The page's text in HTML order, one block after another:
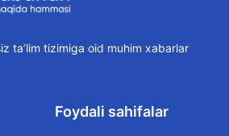
ta’lim tizimiga oid muhim xabarlar
Foydali sahifalar